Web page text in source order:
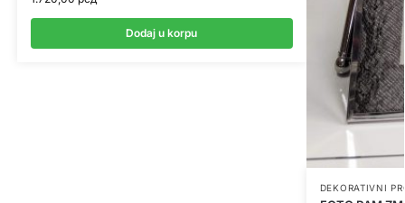
Dodaj u korpu
DEKORATIVNI